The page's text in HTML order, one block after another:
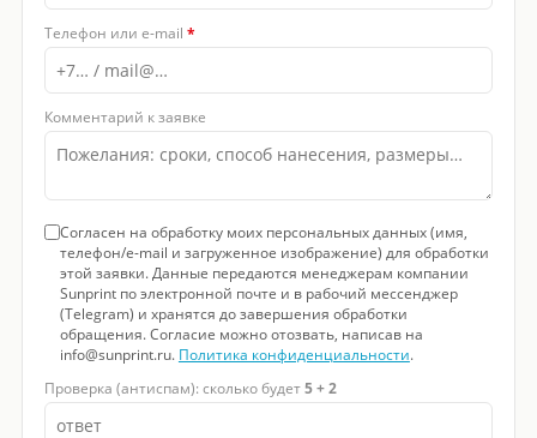
Телефон или e-mail *
Комментарий к заявке
Согласен на обработку моих персональных данных (имя,
телефон/e-mail и загруженное изображение) для обработки
этой заявки. Данные передаются менеджерам компании
Sunprint по электронной почте и в рабочий мессенджер
(Telegram) и хранятся до завершения обработки
обращения. Согласие можно отозвать, написав на
info@sunprint.ru. Политика конфиденциальности.
Проверка (антиспам): сколько будет5 + 2